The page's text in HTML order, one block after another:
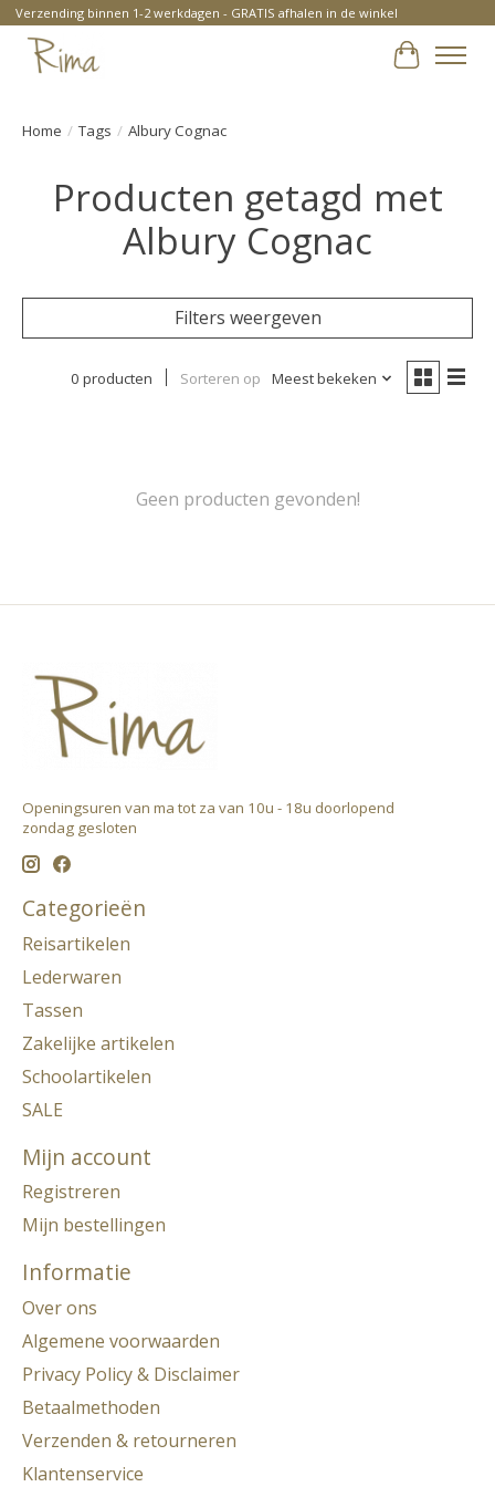
Verzending binnen 1-2 werkdagen - GRATIS afhalen in de winkel
Home / Tags / Albury Cognac
Producten getagd met
Albury Cognac
Filters weergeven
0 producten Sorteren op Meest bekeken
Geen producten gevonden!
Openingsuren van ma tot za van 10u - 18u doorlopend ​
zondag gesloten
Categorieën
Reisartikelen
Lederwaren
Tassen
Zakelijke artikelen
Schoolartikelen
SALE
Mijn account
Registreren
Mijn bestellingen
Informatie
Over ons
Algemene voorwaarden
Privacy Policy & Disclaimer
Betaalmethoden
Verzenden & retourneren
Klantenservice